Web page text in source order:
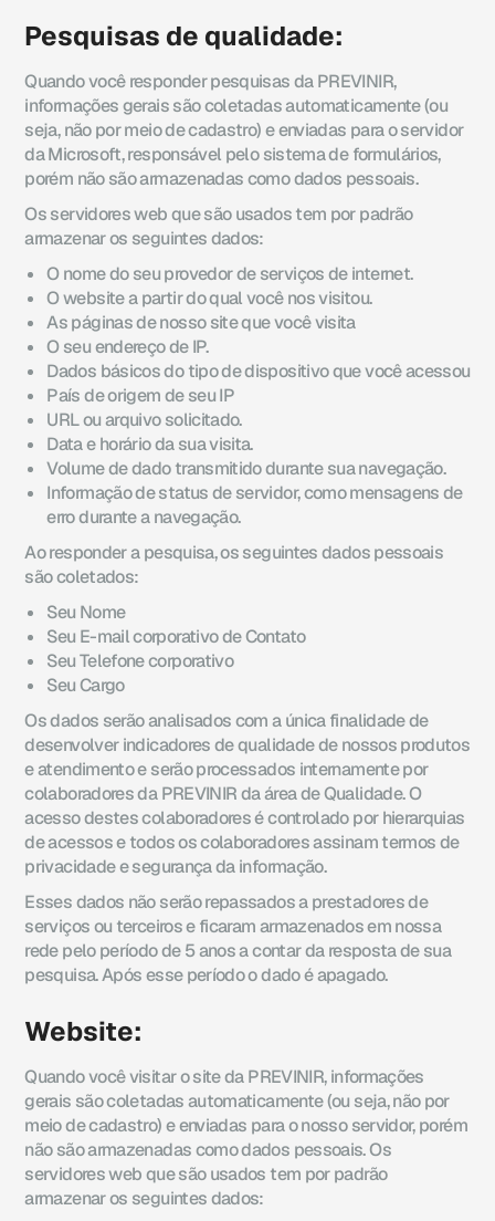
Pesquisas de qualidade:
Quando você responder pesquisas da PREVINIR,
informações gerais são coletadas automaticamente (ou
seja, não por meio de cadastro) e enviadas para o servidor
da Microsoft, responsável pelo sistema de formulários,
porém não são armazenadas como dados pessoais.
Os servidores web que são usados tem por padrão
armazenar os seguintes dados:
O nome do seu provedor de serviços de internet.
O website a partir do qual você nos visitou.
As páginas de nosso site que você visita
O seu endereço de IP.
Dados básicos do tipo de dispositivo que você acessou
País de origem de seu IP
URL ou arquivo solicitado.
Data e horário da sua visita.
Volume de dado transmitido durante sua navegação.
Informação de status de servidor, como mensagens de
erro durante a navegação.
Ao responder a pesquisa, os seguintes dados pessoais
são coletados:
Seu Nome
Seu E-mail corporativo de Contato
Seu Telefone corporativo
Seu Cargo
Os dados serão analisados com a única finalidade de
desenvolver indicadores de qualidade de nossos produtos
e atendimento e serão processados internamente por
colaboradores da PREVINIR da área de Qualidade. O
acesso destes colaboradores é controlado por hierarquias
de acessos e todos os colaboradores assinam termos de
privacidade e segurança da informação.
Esses dados não serão repassados a prestadores de
serviços ou terceiros e ficaram armazenados em nossa
rede pelo período de 5 anos a contar da resposta de sua
pesquisa. Após esse período o dado é apagado.
Website:
Quando você visitar o site da PREVINIR, informações
gerais são coletadas automaticamente (ou seja, não por
meio de cadastro) e enviadas para o nosso servidor, porém
não são armazenadas como dados pessoais. Os
servidores web que são usados tem por padrão
armazenar os seguintes dados: